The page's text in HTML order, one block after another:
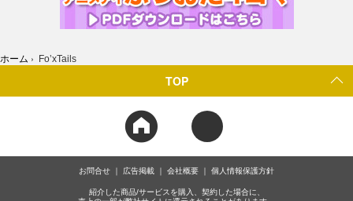
ホーム › Fo’xTails
TOP
お問合せ 広告掲載 会社概要 個人情報保護方針
紹介した商品/サービスを購入、契約した場合に、